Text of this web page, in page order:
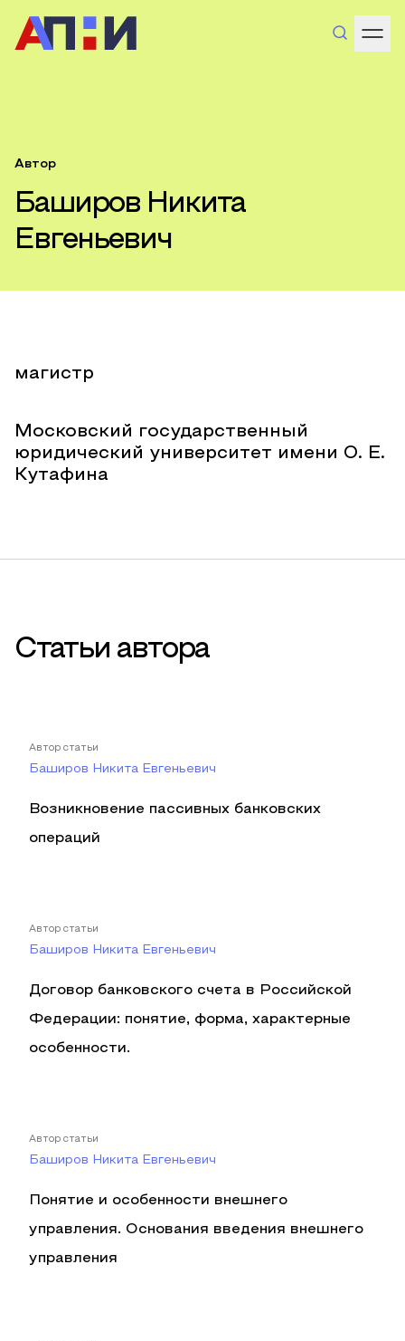
Автор
Баширов Никита
Евгеньевич
магистр
Московский государственный
юридический университет имени О. Е.
Кутафина
Статьи автора
Автор статьи
Баширов Никита Евгеньевич
Возникновение пассивных банковских
операций
Автор статьи
Баширов Никита Евгеньевич
Договор банковского счета в Российской
Федерации: понятие, форма, характерные
особенности.
Автор статьи
Баширов Никита Евгеньевич
Понятие и особенности внешнего
управления. Основания введения внешнего
управления